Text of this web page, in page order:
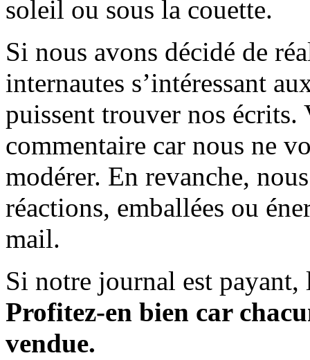
soleil ou sous la couette.
Si nous avons décidé de
internautes s’intéressant
puissent trouver nos écrits.
commentaire car nous ne
modérer. En revanche,
réactions, emballées ou
mail.
Si notre journal est payant,
Profitez-en bien car
vendue.